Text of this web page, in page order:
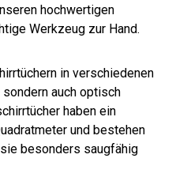
hochwertigen
Werkzeug zur Hand.
in verschiedenen
sondern auch optisch
haben ein
und bestehen
besonders saugfähig